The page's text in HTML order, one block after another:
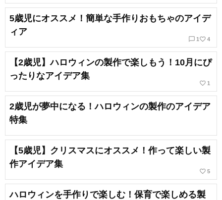
5歳児にオススメ！簡単な手作りおもちゃのアイデ
ィア
chat_bubble_outline 1 favorite_border 4
【2歳児】ハロウィンの製作で楽しもう！10月にぴ
ったりなアイデア集
favorite_border 1
2歳児が夢中になる！ハロウィンの製作のアイデア
特集
【5歳児】クリスマスにオススメ！作って楽しい製
作アイデア集
favorite_border 5
ハロウィンを手作りで楽しむ！保育で楽しめる製